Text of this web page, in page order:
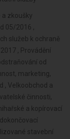
a zkoušky
05/2016 ,
služeb k ochraně
, Provádění
od
marketing,
, Velkoobchod a
činnosti,
a kopírovací
stavební